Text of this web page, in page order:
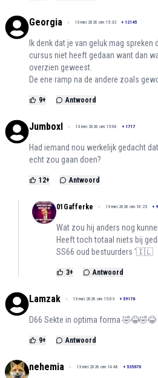
Georgia 13 mei 2026 om 15:32 + 12145
Ik denk dat je van geluk mag
cursus niet heeft gedaan want dan
overzien geweest.
De ene ramp na de andere zoals
9+ Antwoord
Jumboxl 13 mei 2026 om 15:08 + 1717
Had iemand nou werkelijk gedacht
echt zou gaan doen?
12+ Antwoord
01Gafferke 13 mei 2026 om 16:25 +
Wat zou hij anders nog
Heeft toch totaal niets bij
SS66 oud bestuurders '🇮🇱
3+ Antwoord
Lamzak 13 mei 2026 om 15:03 + 59176
D66 Sekte in optima forma 🤣😂🤣😂
9+ Antwoord
nehemia 13 mei 2026 om 14:48 + 535670